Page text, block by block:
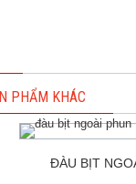
PHẨM KHÁC
ĐÀU BỊT